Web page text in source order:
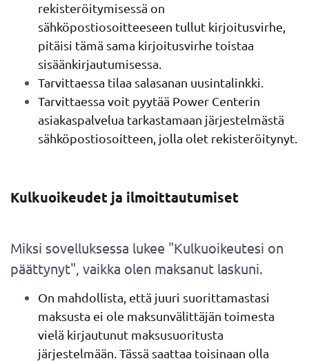
rekisteröitymisessä on
sähköpostiosoitteeseen tullut kirjoitusvirhe,
pitäisi tämä sama kirjoitusvirhe toistaa
sisäänkirjautumisessa.
Tarvittaessa tilaa salasanan uusintalinkki.
Tarvittaessa voit pyytää Power Centerin
asiakaspalvelua tarkastamaan järjestelmästä
sähköpostiosoitteen, jolla olet rekisteröitynyt.
Kulkuoikeudet ja ilmoittautumiset
Miksi sovelluksessa lukee "Kulkuoikeutesi on
päättynyt", vaikka olen maksanut laskuni.
On mahdollista, että juuri suorittamastasi
maksusta ei ole maksunvälittäjän toimesta
vielä kirjautunut maksusuoritusta
järjestelmään. Tässä saattaa toisinaan olla